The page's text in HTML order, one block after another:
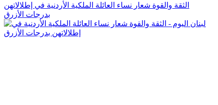
الثقة والقوة شعار نساء العائلة الملكية الأردنية في إطلالاتهن
بدرجات الأزرق